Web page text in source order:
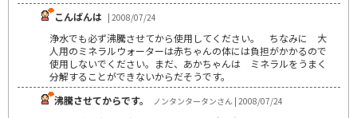
こんばんは | 2008/07/24
浄水でも必ず沸騰させてから使用してください。 ちなみに 大
人用のミネラルウォーターは赤ちゃんの体には負担がかかるので
使用しないでください。まだ、あかちゃんは ミネラルをうまく
分解することができないからだそうです。
沸騰させてからです。
ノンタンタータンさん | 2008/07/24